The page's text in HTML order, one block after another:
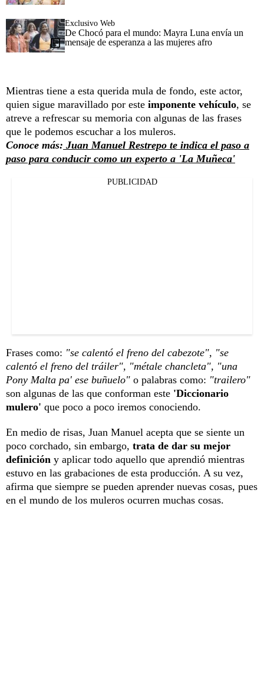
Exclusivo Web
De Chocó para el mundo: Mayra Luna envía un
mensaje de esperanza a las mujeres afro
Mientras tiene a esta querida mula de fondo, este actor,
quien sigue maravillado por este imponente vehículo, se
atreve a refrescar su memoria con algunas de las frases
que le podemos escuchar a los muleros.
Conoce más: Juan Manuel Restrepo te indica el paso a
paso para conducir como un experto a 'La Muñeca'
PUBLICIDAD
Frases como: "se calentó el freno del cabezote", "se
calentó el freno del tráiler", "métale chancleta", "una
Pony Malta pa' ese buñuelo" o palabras como: "trailero"
son algunas de las que conforman este 'Diccionario
mulero' que poco a poco iremos conociendo.
En medio de risas, Juan Manuel acepta que se siente un
poco corchado, sin embargo, trata de dar su mejor
definición y aplicar todo aquello que aprendió mientras
estuvo en las grabaciones de esta producción. A su vez,
afirma que siempre se pueden aprender nuevas cosas, pues
en el mundo de los muleros ocurren muchas cosas.